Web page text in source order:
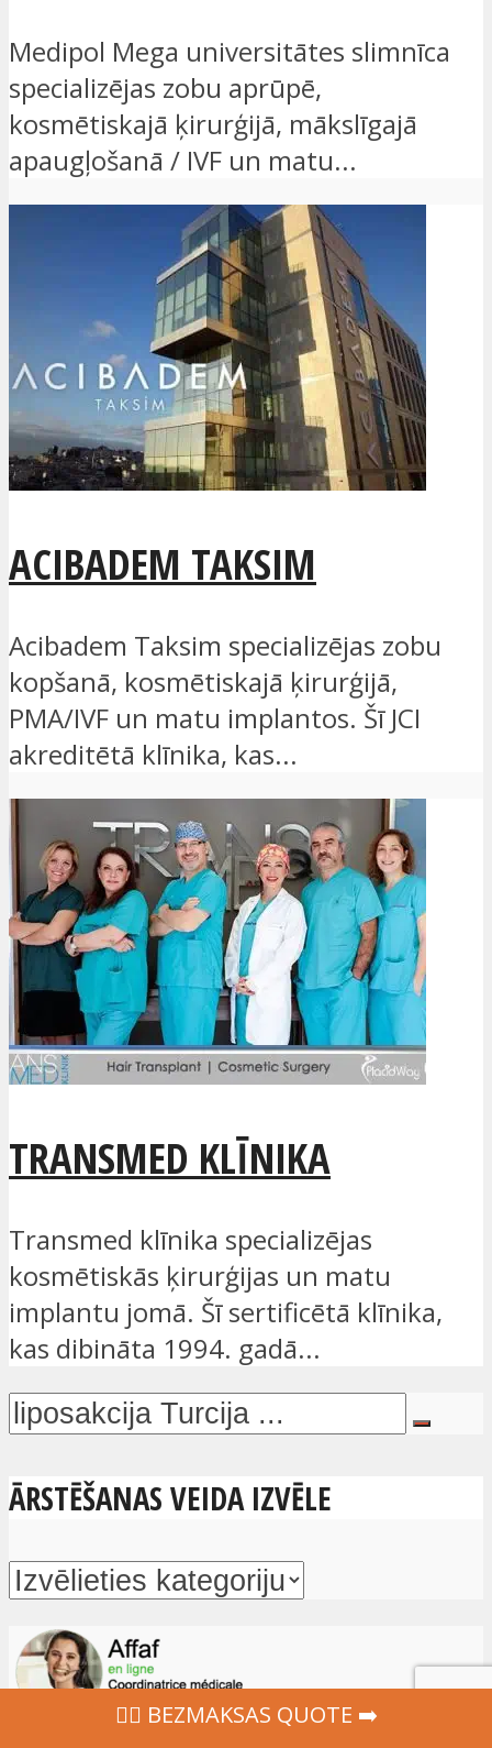
Medipol Mega universitātes slimnīca
specializējas zobu aprūpē,
kosmētiskajā ķirurģijā, mākslīgajā
apaugļošanā / IVF un matu...
ACIBADEM TAKSIM
Acibadem Taksim specializējas zobu
kopšanā, kosmētiskajā ķirurģijā,
PMA/IVF un matu implantos. Šī JCI
akreditētā klīnika, kas...
TRANSMED KLĪNIKA
Transmed klīnika specializējas
kosmētiskās ķirurģijas un matu
implantu jomā. Šī sertificētā klīnika,
kas dibināta 1994. gadā...
ĀRSTĒŠANAS VEIDA IZVĒLE
‍👩‍⚕ BEZMAKSAS QUOTE ➡️